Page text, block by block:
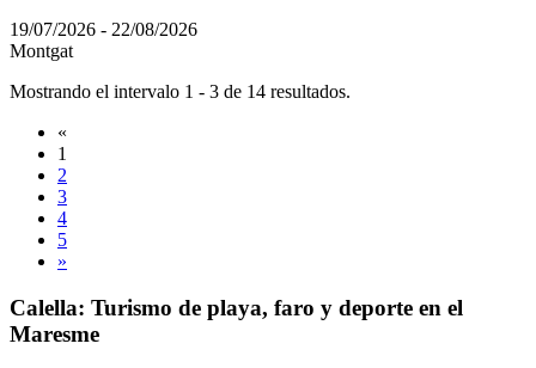
19/07/2026 - 22/08/2026
Montgat
Mostrando el intervalo 1 - 3 de 14 resultados.
«
1
2
3
4
5
»
Calella: Turismo de playa, faro y deporte en el
Maresme